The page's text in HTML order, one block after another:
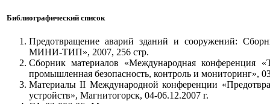
Библиографический список
Предотвращение аварий зданий и сооружений:
МИНИ-ТИП», 2007, 256 стр.
Сборник материалов «Международная конференция
промышленная безопасность, контроль и мониторинг»,
Материалы II Международной конференции
устройств», Магнитогорск, 04-06.12.2007 г.